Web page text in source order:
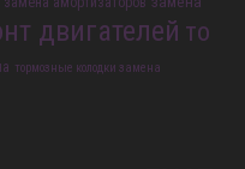
замена амортизаторов замена
двигателей то
тормозные колодки замена